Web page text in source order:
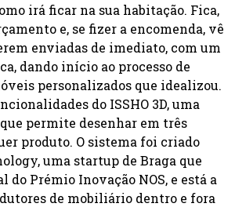
irá ficar na sua habitação. Fica,
e, se fizer a encomenda, vê
enviadas de imediato, com um
dando início ao processo de
personalizados que idealizou.
do ISSHO 3D, uma
permite desenhar em três
produto. O sistema foi criado
uma startup de Braga que
do Prémio Inovação NOS, e está a
de mobiliário dentro e fora